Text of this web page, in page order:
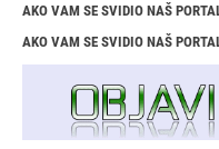
AKO VAM SE SVIDIO NAŠ
AKO VAM SE SVIDIO NAŠ